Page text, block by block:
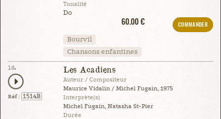
Tonalité
Do
60.00 €
COMMANDER
Bourvil
Chansons enfantines
16.
Réf : 1514B
Les Acadiens
Auteur / Compositeur
Maurice Vidalin / Michel Fugain, 1975
Interprète(s)
Michel Fugain, Natasha St-Pier
Durée